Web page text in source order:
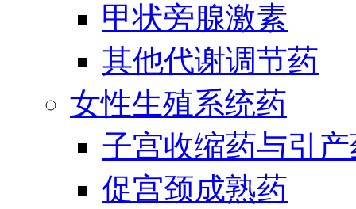
甲状旁腺激素
其他代谢调节药
女性生殖系统药
子宫收缩药与引
促宫颈成熟药